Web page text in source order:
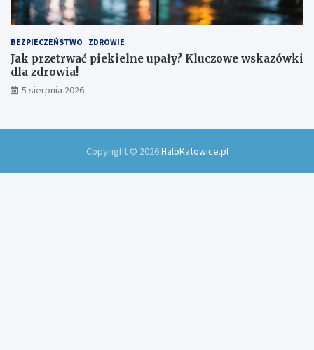
BEZPIECZEŃSTWO ZDROWIE
Jak przetrwać piekielne upały? Kluczowe wskazówki
dla zdrowia!
5 sierpnia 2026
Copyright © 2026HaloKatowice.pl